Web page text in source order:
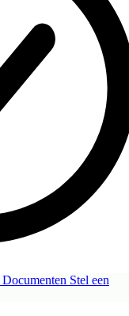
Documenten Stel een